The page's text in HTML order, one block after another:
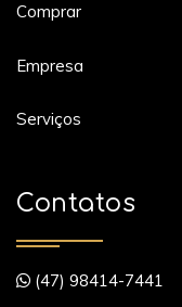
Comprar
Empresa
Serviços
Contatos
(47) 98414-7441